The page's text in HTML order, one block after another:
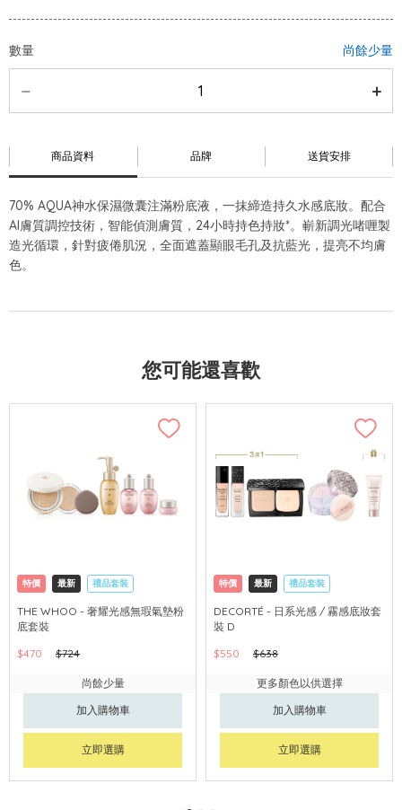
數量 尚餘少量
商品資料 品牌 送貨安排
70% AQUA神水保濕微囊注滿粉底液，一抹締造持久水感底妝。配合
AI膚質調控技術，智能偵測膚質，24小時持色持妝*。嶄新調光啫喱製
造光循環，針對疲倦肌況，全面遮蓋顯眼毛孔及抗藍光，提亮不均膚
色。
您可能還喜歡
特價 最新 禮品套裝
網購店取 可中國內地配送
THE WHOO - 奢耀光感無瑕氣墊粉
底套裝
$470
$724
尚餘少量
加入購物車
立即選購
特價 最新 禮品套裝
網購店取 可中國內地配送
DECORTÉ - 日系光感 / 霧感底妝套
裝 D
$550
$638
更多顏色以供選擇
加入購物車
立即選購